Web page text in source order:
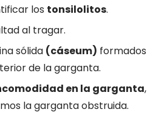
los tonsilolitos.
al tragar.
sólida (cáseum) formados
de la garganta.
en la garganta,
la garganta obstruida.